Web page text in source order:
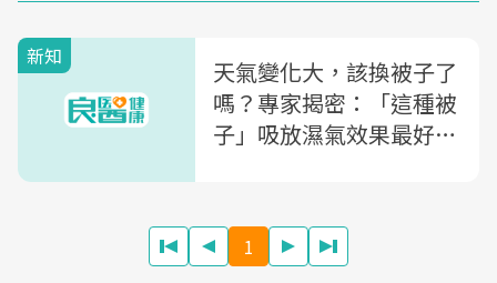
新知
天氣變化大，該換被子了
嗎？專家揭密：「這種被
子」吸放濕氣效果最好，
1